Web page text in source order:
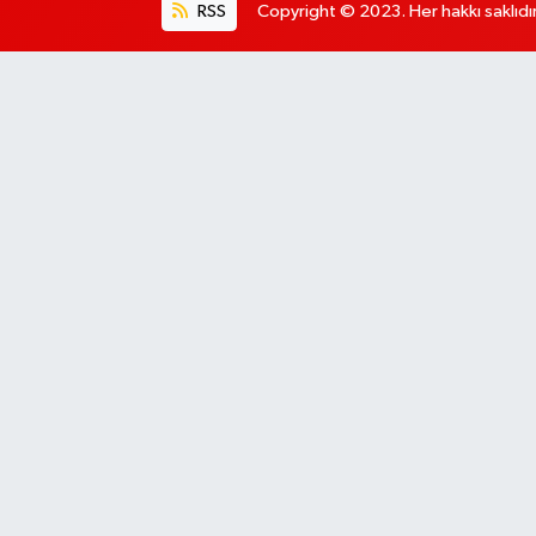
RSS Copyright © 2023. Her hakkı